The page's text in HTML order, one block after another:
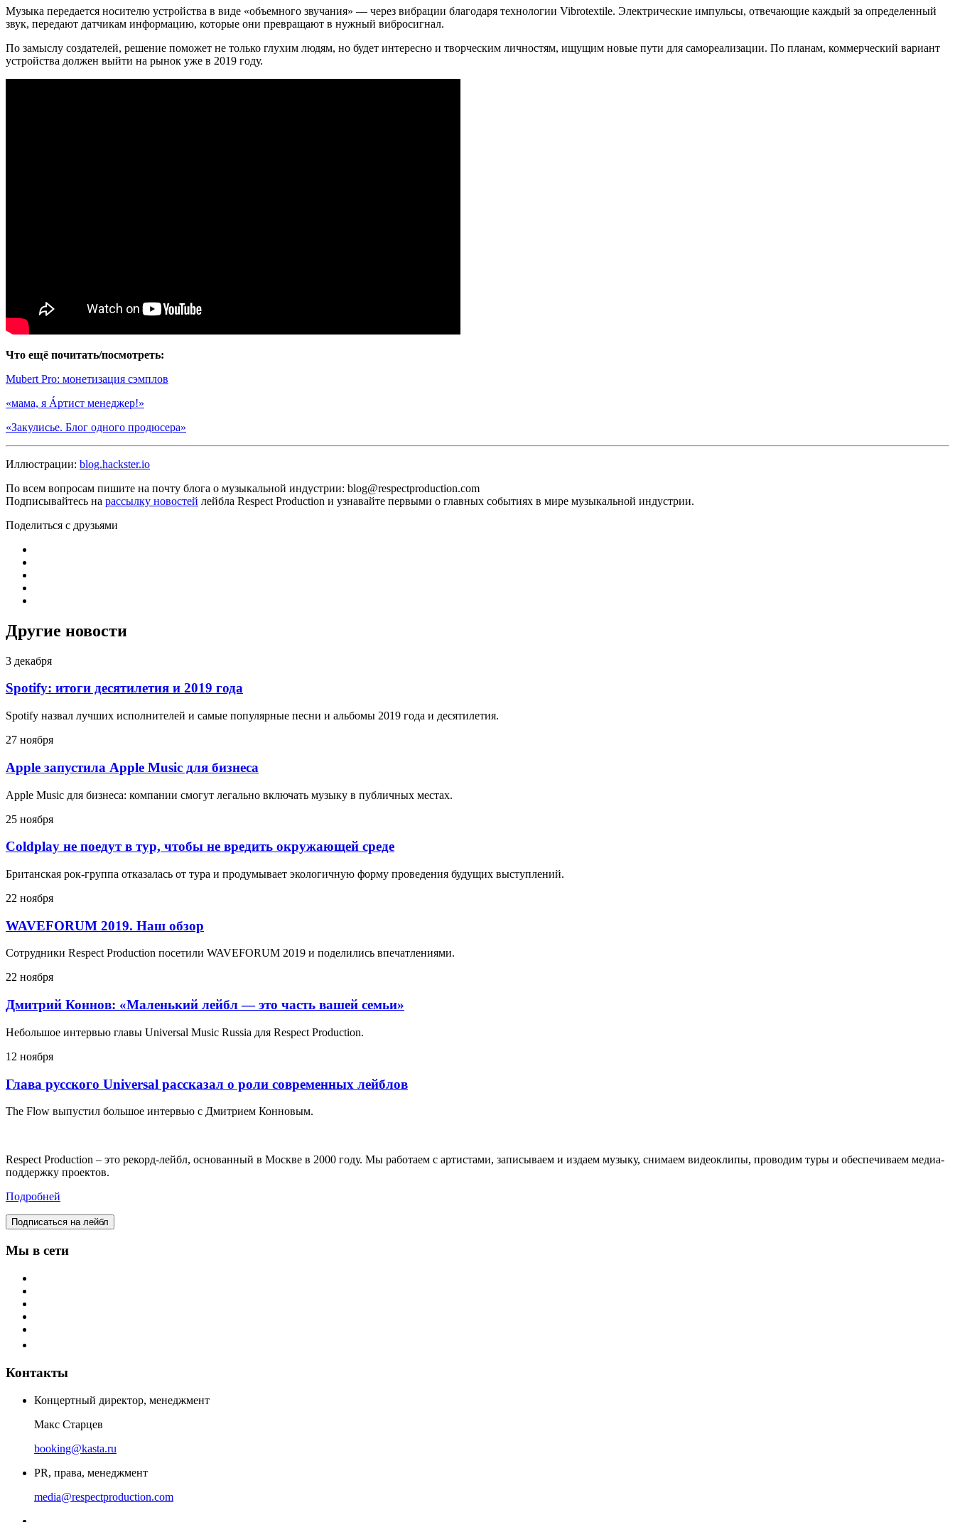
Музыка передается носителю устройства в виде «объемного звучания» — через вибрации благодаря технологии Vibrotextile. Электрические импульсы, отвечающие каждый за определенный
звук, передают датчикам информацию, которые они превращают в нужный вибросигнал.
По замыслу создателей, решение поможет не только глухим людям, но будет интересно и творческим личностям, ищущим новые пути для самореализации. По планам, коммерческий вариант
устройства должен выйти на рынок уже в 2019 году.
Что ещё почитать/посмотреть:
Mubert Pro: монетизация сэмплов
«мама, я Áртист менеджер!»
«Закулисье. Блог одного продюсера»
Иллюстрации: blog.hackster.io
По всем вопросам пишите на почту блога о музыкальной индустрии: blog@respectproduction.com
Подписывайтесь на рассылку новостей лейбла Respect Production и узнавайте первыми о главных событиях в мире музыкальной индустрии.
Поделиться с друзьями
Другие новости
3 декабря
Spotify: итоги десятилетия и 2019 года
Spotify назвал лучших исполнителей и самые популярные песни и альбомы 2019 года и десятилетия.
27 ноября
Apple запустила Apple Music для бизнеса
Apple Music для бизнеса: компании смогут легально включать музыку в публичных местах.
25 ноября
Coldplay не поедут в тур, чтобы не вредить окружающей среде
Британская рок-группа отказалась от тура и продумывает экологичную форму проведения будущих выступлений.
22 ноября
WAVEFORUM 2019. Наш обзор
Сотрудники Respect Production посетили WAVEFORUM 2019 и поделились впечатлениями.
22 ноября
Дмитрий Коннов: «Маленький лейбл — это часть вашей семьи»
Небольшое интервью главы Universal Music Russia для Respect Production.
12 ноября
Глава русского Universal рассказал о роли современных лейблов
The Flow выпустил большое интервью с Дмитрием Конновым.
Respect Production – это рекорд-лейбл, основанный в Москве в 2000 году. Мы работаем с артистами, записываем и издаем музыку, снимаем видеоклипы, проводим туры и обеспечиваем медиа-
поддержку проектов.
Подробней
Подписаться на лейбл
Мы в сети
Контакты
Концертный директор, менеджмент
Макс Старцев
booking@kasta.ru
PR, права, менеджмент
media@respectproduction.com